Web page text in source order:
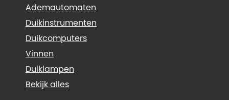
Ademautomaten
Duikinstrumenten
Duikcomputers
Vinnen
Duiklampen
Bekijk alles